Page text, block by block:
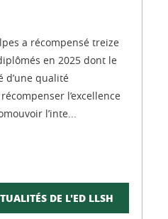
a récompensé treize
en 2025 dont le
d’une qualité
l’excellence
l’inte...
DE L'ED LLSH